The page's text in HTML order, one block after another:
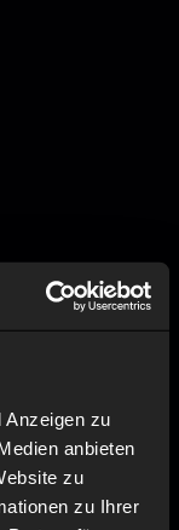
Anzeigen zu
anbieten
zu
zu Ihrer